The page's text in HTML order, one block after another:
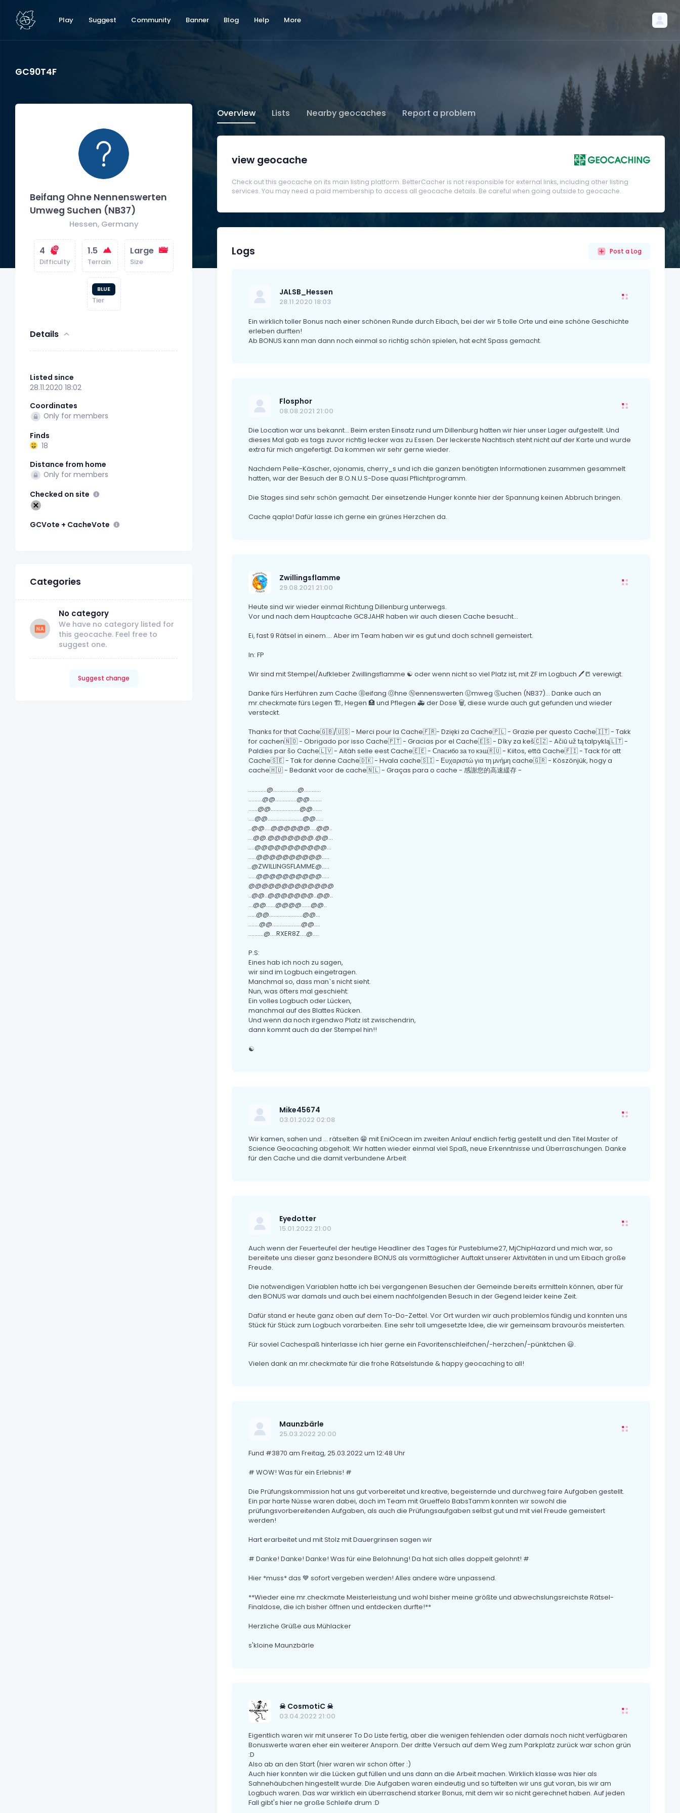
Play Suggest Community Banner Blog Help More
GC90T4F
Beifang Ohne Nennenswerten
Umweg Suchen (NB37)
Hessen, Germany
4
Difficulty
1.5
Terrain
Large
Size
BLUE
Tier
Details
Listed since
28.11.2020 18:02
Coordinates
Only for members
Finds
18
Distance from home
Only for members
Checked on site
GCVote + CacheVote
Categories
No category
We have no category listed for
this geocache. Feel free to
suggest one.
Suggest change
Overview Lists Nearby geocaches Report a problem
view geocache
Check out this geocache on its main listing platform. BetterCacher is not responsible for external links, including other listing
services. You may need a paid membership to access all geocache details. Be careful when going outside to geocache.
Logs Post a Log
JALSB_Hessen
28.11.2020 18:03
Ein wirklich toller Bonus nach einer schönen Runde durch Eibach, bei der wir 5 tolle Orte und eine schöne Geschichte
erleben durften!
Ab BONUS kann man dann noch einmal so richtig schön spielen, hat echt Spass gemacht.
Flosphor
08.08.2021 21:00
Die Location war uns bekannt... Beim ersten Einsatz rund um Dillenburg hatten wir hier unser Lager aufgestellt. Und
dieses Mal gab es tags zuvor richtig lecker was zu Essen. Der leckerste Nachtisch steht nicht auf der Karte und wurde
extra für mich angefertigt. Da kommen wir sehr gerne wieder.
Nachdem Pelle-Käscher, ojonamis, cherry_s und ich die ganzen benötigten Informationen zusammen gesammelt
hatten, war der Besuch der B.O.N.U.S-Dose quasi Pflichtprogramm.
Die Stages sind sehr schön gemacht. Der einsetzende Hunger konnte hier der Spannung keinen Abbruch bringen.
Cache qapla! Dafür lasse ich gerne ein grünes Herzchen da.
Zwillingsflamme
29.08.2021 21:00
Heute sind wir wieder einmal Richtung Dillenburg unterwegs.
Vor und nach dem Hauptcache GC8JAHR haben wir auch diesen Cache besucht...
Ei, fast 9 Rätsel in einem.... Aber im Team haben wir es gut und doch schnell gemeistert.
In: FP
Wir sind mit Stempel/Aufkleber Zwillingsflamme ☯ oder wenn nicht so viel Platz ist, mit ZF im Logbuch 🖊📒 verewigt.
Danke fürs Herführen zum Cache Ⓑeifang Ⓞhne Ⓝennenswerten Ⓤmweg Ⓢuchen (NB37)... Danke auch an
mr.checkmate fürs Legen 🏗, Hegen 🏥 und Pflegen 🚑 der Dose 🗑, diese wurde auch gut gefunden und wieder
versteckt.
Thanks for that Cache🇬🇧/🇺🇸 - Merci pour la Cache🇫🇷- Dzięki za Cache🇵🇱 - Grazie per questo Cache🇮🇹 - Takk
for cachen🇳🇴 - Obrigado por isso Cache🇵🇹 - Gracias por el Cache🇪🇸 - Díky za keš🇨🇿 - Ačiū už tą talpyklą🇱🇹 -
Paldies par šo Cache🇱🇻 - Aitäh selle eest Cache🇪🇪 - Спасибо за то кэш🇷🇺 - Kiitos, että Cache🇫🇮 - Tack för att
Cache🇸🇪 - Tak for denne Cache🇩🇰 - Hvala cache🇸🇮 - Ευχαριστώ για τη μνήμη cache🇬🇷 - Köszönjük, hogy a
cache🇭🇺 - Bedankt voor de cache🇳🇱 - Graças para o cache - 感謝您的高速緩存 -
............@................@...........
.........@@..............@@........
......@@...................@@......
....@@.......................@@.....
..@@....@@@@@@....@@..
...@@.@@@@@@@.@@...
....@@@@@@@@@@@...
.....@@@@@@@@@@.....
..@ZWILLINGSFLAMME@.....
.....@@@@@@@@@@.....
@@@@@@@@@@@@@
..@@..@@@@@@@..@@..
...@@......@@@@......@@..
.....@@......................@@...
.......@@...................@@....
....…...@....RXER8Z....@....
P.S:
Eines hab ich noch zu sagen,
wir sind im Logbuch eingetragen.
Manchmal so, dass man`s nicht sieht.
Nun, was öfters mal geschieht:
Ein volles Logbuch oder Lücken,
manchmal auf des Blattes Rücken.
Und wenn da noch irgendwo Platz ist zwischendrin,
dann kommt auch da der Stempel hin!!
☯
Mike45674
03.01.2022 02:08
Wir kamen, sahen und ... rätselten 😁 mit EniOcean im zweiten Anlauf endlich fertig gestellt und den Titel Master of
Science Geocaching abgeholt. Wir hatten wieder einmal viel Spaß, neue Erkenntnisse und Überraschungen. Danke
für den Cache und die damit verbundene Arbeit
Eyedotter
15.01.2022 21:00
Auch wenn der Feuerteufel der heutige Headliner des Tages für Pusteblume27, MjChipHazard und mich war, so
bereitete uns dieser ganz besondere BONUS als vormittäglicher Auftakt unserer Aktivitäten in und um Eibach große
Freude.
Die notwendigen Variablen hatte ich bei vergangenen Besuchen der Gemeinde bereits ermitteln können, aber für
den BONUS war damals und auch bei einem nachfolgenden Besuch in der Gegend leider keine Zeit.
Dafür stand er heute ganz oben auf dem To-Do-Zettel. Vor Ort wurden wir auch problemlos fündig und konnten uns
Stück für Stück zum Logbuch vorarbeiten. Eine sehr toll umgesetzte Idee, die wir gemeinsam bravourös meisterten.
Für soviel Cachespaß hinterlasse ich hier gerne ein Favoritenschleifchen/-herzchen/-pünktchen 😃.
Vielen dank an mr.checkmate für die frohe Rätselstunde & happy geocaching to all!
Maunzbärle
25.03.2022 20:00
Fund #3870 am Freitag, 25.03.2022 um 12:48 Uhr
# WOW! Was für ein Erlebnis! #
Die Prüfungskommission hat uns gut vorbereitet und kreative, begeisternde und durchweg faire Aufgaben gestellt.
Ein par harte Nüsse waren dabei, doch im Team mit Grueffelo BabsTamm konnten wir sowohl die
prüfungsvorbereitenden Aufgaben, als auch die Prüfungsaufgaben selbst gut und mit viel Freude gemeistert
werden!
Hart erarbeitet und mit Stolz mit Dauergrinsen sagen wir
# Danke! Danke! Danke! Was für eine Belohnung! Da hat sich alles doppelt gelohnt! #
Hier *muss* das 💙 sofort vergeben werden! Alles andere wäre unpassend.
**Wieder eine mr.checkmate Meisterleistung und wohl bisher meine größte und abwechslungsreichste Rätsel-
Finaldose, die ich bisher öffnen und entdecken durfte!**
Herzliche Grüße aus Mühlacker
s'kloine Maunzbärle
☠ CosmotiC ☠
03.04.2022 21:00
Eigentlich waren wir mit unserer To Do Liste fertig, aber die wenigen fehlenden oder damals noch nicht verfügbaren
Bonuswerte waren eher ein weiterer Ansporn. Der dritte Versuch auf dem Weg zum Parkplatz zurück war schon grün
:D
Also ab an den Start (hier waren wir schon öfter :)
Auch hier konnten wir die Lücken gut füllen und uns dann an die Arbeit machen. Wirklich klasse was hier als
Sahnehäubchen hingestellt wurde. Die Aufgaben waren eindeutig und so tüftelten wir uns gut voran, bis wir am
Logbuch waren. Das war wirklich ein überraschend starker Bonus, mit dem wir so nicht gerechnet haben. Auf jeden
Fall gibt's hier ne große Schleife drum :D